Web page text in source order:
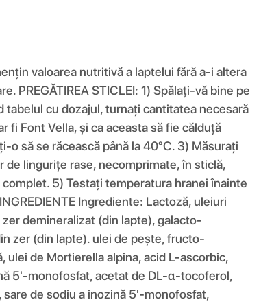
valoarea nutritivă a laptelui fără a-i altera
STICLEI: 1) Spălați-vă bine pe
cu dozajul, turnați cantitatea necesară
fi Font Vella, și ca aceasta să fie călduță
să se răcească până la 40°C. 3) Măsurați
lingurițe rase, necomprimate, în sticlă,
5) Testați temperatura hranei înainte
Ingrediente: Lactoză, uleiuri
demineralizat (din lapte), galacto-
zer (din lapte). ulei de pește, fructo-
ulei de Mortierella alpina, acid L-ascorbic,
5'-monofosfat, acetat de DL-α-tocoferol,
de sodiu a inozină 5'-monofosfat,